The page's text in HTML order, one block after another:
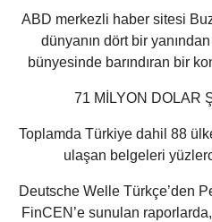
ABD merkezli haber sitesi
dünyanın dört bir
bünyesinde barındıran bir
71 MİLYON DOLAR
Toplamda Türkiye dahil 88
ulaşan belgeleri
Deutsche Welle Türkçe’den
FinCEN’e sunulan raporlarda,